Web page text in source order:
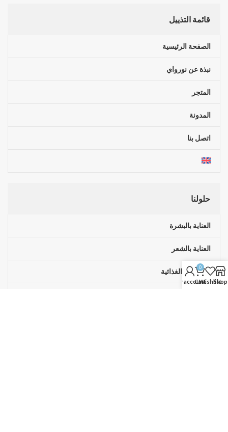
قائمة التذييل
الصفحة الرئيسية
نبذة عن نورواي
المتجر
المدونة
اتصل بنا
حلولنا
العناية بالبشرة
العناية بالشعر
المكملات الغذائية
Shop
Wishlist
0
Cart
My account